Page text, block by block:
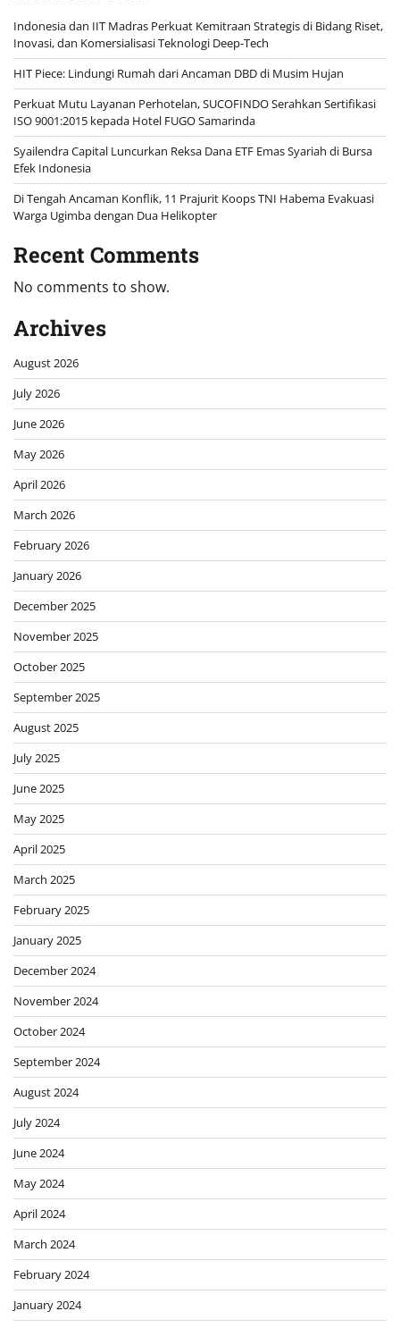
Indonesia dan IIT Madras Perkuat Kemitraan Strategis di Bidang Riset,
Inovasi, dan Komersialisasi Teknologi Deep-Tech
HIT Piece: Lindungi Rumah dari Ancaman DBD di Musim Hujan
Perkuat Mutu Layanan Perhotelan, SUCOFINDO Serahkan Sertifikasi
ISO 9001:2015 kepada Hotel FUGO Samarinda
Syailendra Capital Luncurkan Reksa Dana ETF Emas Syariah di Bursa
Efek Indonesia
Di Tengah Ancaman Konflik, 11 Prajurit Koops TNI Habema Evakuasi
Warga Ugimba dengan Dua Helikopter
Recent Comments
No comments to show.
Archives
August 2026
July 2026
June 2026
May 2026
April 2026
March 2026
February 2026
January 2026
December 2025
November 2025
October 2025
September 2025
August 2025
July 2025
June 2025
May 2025
April 2025
March 2025
February 2025
January 2025
December 2024
November 2024
October 2024
September 2024
August 2024
July 2024
June 2024
May 2024
April 2024
March 2024
February 2024
January 2024